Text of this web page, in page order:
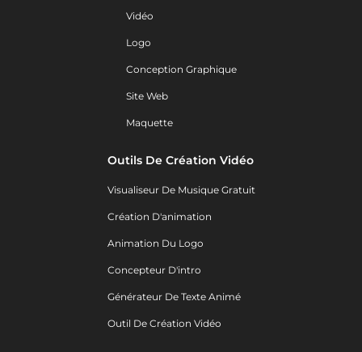
Vidéo
Logo
Conception Graphique
Site Web
Maquette
Outils De Création Vidéo
Visualiseur De Musique Gratuit
Création D'animation
Animation Du Logo
Concepteur D'intro
Générateur De Texte Animé
Outil De Création Vidéo